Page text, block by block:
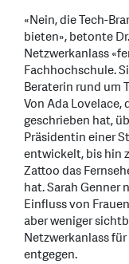
«Nein, die Tech-
bieten», betonte
Netzwerkanlass
Fachhochschule.
Beraterin rund um
Von Ada Lovelace,
geschrieben hat,
Präsidentin einer
entwickelt, bis hin
Zattoo das
hat. Sarah Genner
Einfluss von
aber weniger
Netzwerkanlass
entgegen.